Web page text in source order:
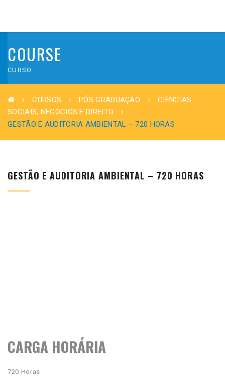
COURSE
CURSO
CURSOS PÓS GRADUAÇÃO
CIÊNCIAS
SOCIAIS, NEGÓCIOS E DIREITO
GESTÃO E AUDITORIA AMBIENTAL – 720 HORAS
GESTÃO E AUDITORIA AMBIENTAL – 720 HORAS
CARGA HORÁRIA
720 Horas